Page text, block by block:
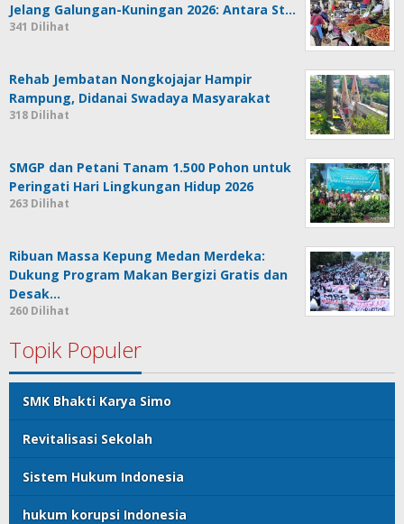
Jelang Galungan-Kuningan 2026: Antara St…
341 Dilihat
Rehab Jembatan Nongkojajar Hampir
Rampung, Didanai Swadaya Masyarakat
318 Dilihat
SMGP dan Petani Tanam 1.500 Pohon untuk
Peringati Hari Lingkungan Hidup 2026
263 Dilihat
Ribuan Massa Kepung Medan Merdeka:
Dukung Program Makan Bergizi Gratis dan
Desak…
260 Dilihat
Topik Populer
SMK Bhakti Karya Simo
Revitalisasi Sekolah
Sistem Hukum Indonesia
hukum korupsi Indonesia